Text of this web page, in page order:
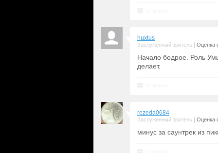
huxtus
Заслуженный зритель Оценка
Начало бодрое. Роль
делает.
rezeda0684
Заслуженный зритель Оценка
минус за саунтрек из